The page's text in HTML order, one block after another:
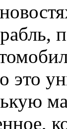
это